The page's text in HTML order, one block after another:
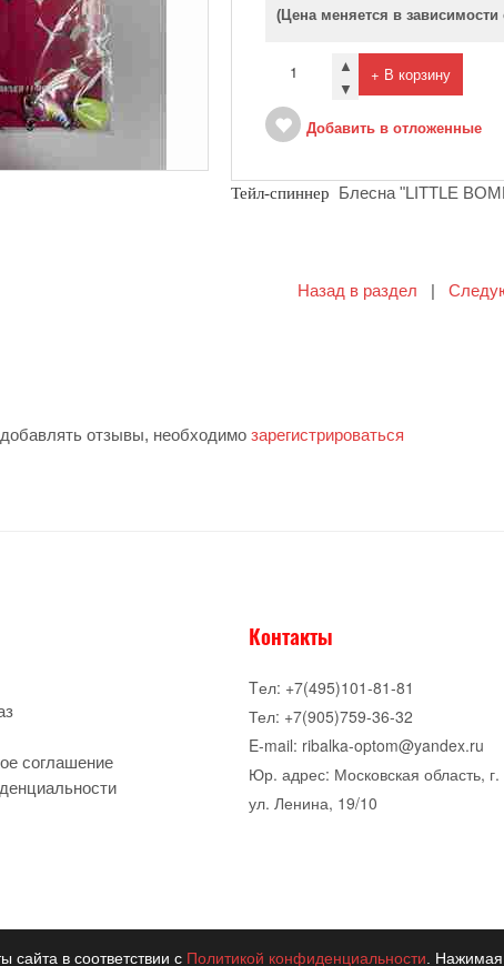
(Цена меняется в
▲
▼
+ В корзину
Добавить в отложенные
Тейл-спиннер Блесна "LITTLE
Назад в раздел |
отзывы, необходимо зарегистрироваться
соглашение
Контакты
Tел: +7(495)101-81-81
Тел: +7(905)759-36-32
E-mail: ribalka-optom@yandex.ru
Юр. адрес: Московская область, г.
ул. Ленина, 19/10
сайта в соответствии с Политикой конфиденциальности .